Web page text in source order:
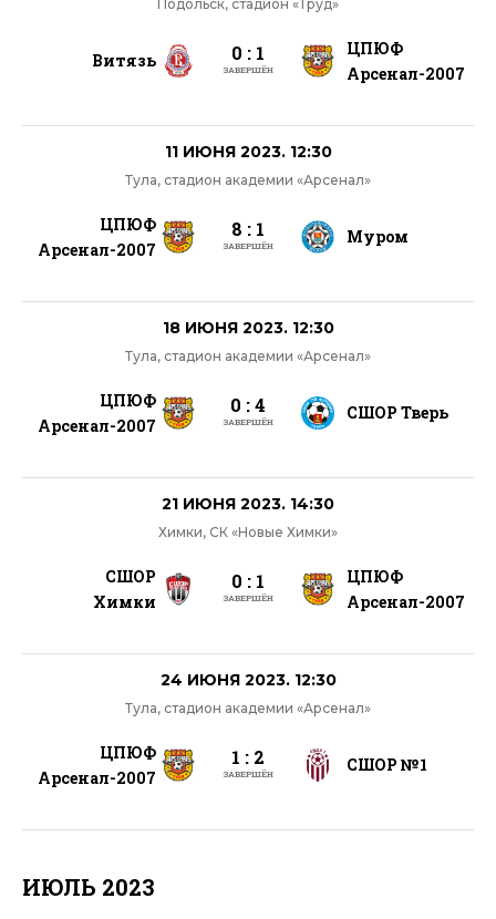
Подольск, стадион «Труд»
Витязь 0 : 1
ЗАВЕРШЁН
ЦПЮФ
Арсенал-2007
11 ИЮНЯ 2023. 12:30
Тула, стадион академии «Арсенал»
ЦПЮФ
Арсенал-2007
8 : 1
ЗАВЕРШЁН Муром
18 ИЮНЯ 2023. 12:30
Тула, стадион академии «Арсенал»
ЦПЮФ
Арсенал-2007
0 : 4
ЗАВЕРШЁН СШОР Тверь
21 ИЮНЯ 2023. 14:30
Химки, СК «Новые Химки»
СШОР
Химки
0 : 1
ЗАВЕРШЁН
ЦПЮФ
Арсенал-2007
24 ИЮНЯ 2023. 12:30
Тула, стадион академии «Арсенал»
ЦПЮФ
Арсенал-2007
1 : 2
ЗАВЕРШЁН СШОР №1
ИЮЛЬ 2023